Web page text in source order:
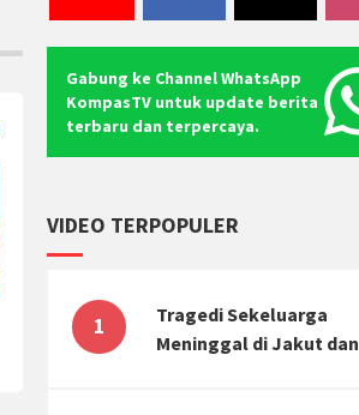
Gabung ke Channel WhatsApp
KompasTV untuk update berita
terbaru dan terpercaya.
VIDEO TERPOPULER
1
Tragedi Sekeluarga
Meninggal di Jakut dan